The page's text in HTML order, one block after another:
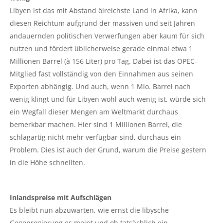
Libyen ist das mit Abstand ölreichste Land in Afrika, kann
diesen Reichtum aufgrund der massiven und seit Jahren
andauernden politischen Verwerfungen aber kaum für sich
nutzen und fördert üblicherweise gerade einmal etwa 1
Millionen Barrel (à 156 Liter) pro Tag. Dabei ist das OPEC-
Mitglied fast vollständig von den Einnahmen aus seinen
Exporten abhängig. Und auch, wenn 1 Mio. Barrel nach
wenig klingt und für Libyen wohl auch wenig ist, würde sich
ein Wegfall dieser Mengen am Weltmarkt durchaus
bemerkbar machen. Hier sind 1 Millionen Barrel, die
schlagartig nicht mehr verfügbar sind, durchaus ein
Problem. Dies ist auch der Grund, warum die Preise gestern
in die Höhe schnellten.
Inlandspreise mit Aufschlägen
Es bleibt nun abzuwarten, wie ernst die libysche